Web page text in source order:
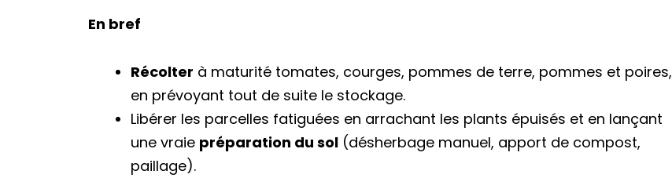
En bref
Récolter à maturité tomates, courges, pommes de terre, pommes et poires,
en prévoyant tout de suite le stockage.
Libérer les parcelles fatiguées en arrachant les plants épuisés et en lançant
une vraie préparation du sol (désherbage manuel, apport de compost,
paillage).